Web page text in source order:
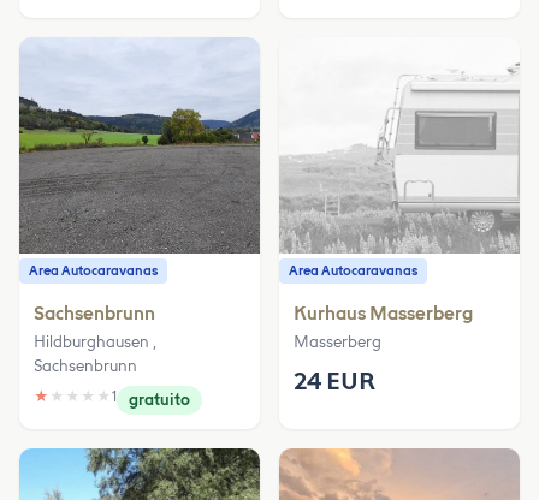
Area Autocaravanas
Sachsenbrunn
Hildburghausen ,
Sachsenbrunn
★ ★ ★ ★ ★ 1 gratuito
Area Autocaravanas
Kurhaus Masserberg
Masserberg
24 EUR